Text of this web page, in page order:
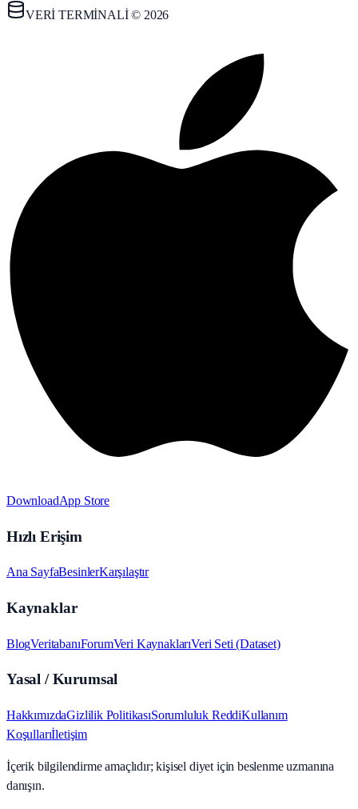
VERİ TERMİNALİ © 2026
DownloadApp Store
Hızlı Erişim
Ana SayfaBesinlerKarşılaştır
Kaynaklar
BlogVeritabanıForumVeri KaynaklarıVeri Seti (Dataset)
Yasal / Kurumsal
HakkımızdaGizlilik PolitikasıSorumluluk ReddiKullanım
Koşullarıİletişim
İçerik bilgilendirme amaçlıdır; kişisel diyet için beslenme uzmanına
danışın.